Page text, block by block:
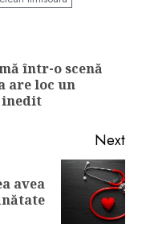
într-o scenă
are loc un
inedit
Next
avea